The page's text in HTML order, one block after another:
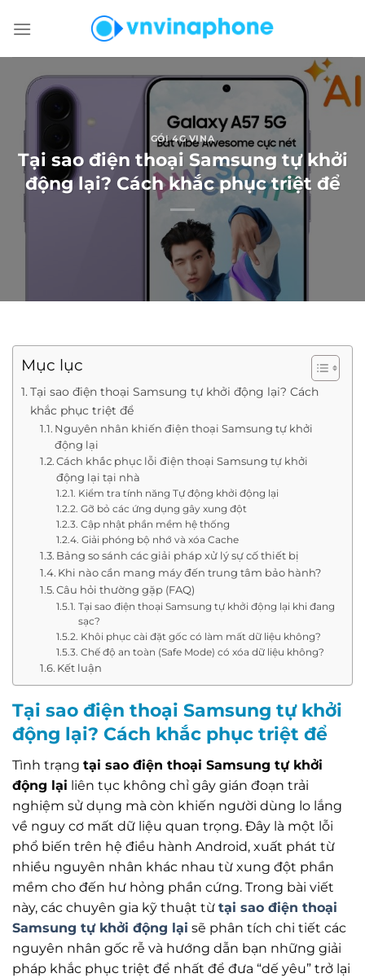
đến
GÓI 4G VINA
Tại sao điện thoại Samsung tự khởi
động lại? Cách khắc phục triệt để
Mục lục
Tại sao điện thoại Samsung tự khởi động lại? Cách
khắc phục triệt để
Nguyên nhân khiến điện thoại Samsung tự khởi
động lại
Cách khắc phục lỗi điện thoại Samsung tự khởi
động lại tại nhà
Kiểm tra tính năng Tự động khởi động lại
Gỡ bỏ các ứng dụng gây xung đột
Cập nhật phần mềm hệ thống
Giải phóng bộ nhớ và xóa Cache
Bảng so sánh các giải pháp xử lý sự cố thiết bị
Khi nào cần mang máy đến trung tâm bảo hành?
Câu hỏi thường gặp (FAQ)
Tại sao điện thoại Samsung tự khởi động lại khi đang
sạc?
Khôi phục cài đặt gốc có làm mất dữ liệu không?
Chế độ an toàn (Safe Mode) có xóa dữ liệu không?
Kết luận
Tại sao điện thoại Samsung tự khởi
động lại? Cách khắc phục triệt để
Tình trạng tại sao điện thoại Samsung tự khởi
động lại liên tục không chỉ gây gián đoạn trải
nghiệm sử dụng mà còn khiến người dùng lo lắng
về nguy cơ mất dữ liệu quan trọng. Đây là một lỗi
phổ biến trên hệ điều hành Android, xuất phát từ
nhiều nguyên nhân khác nhau từ xung đột phần
mềm cho đến hư hỏng phần cứng. Trong bài viết
này, các chuyên gia kỹ thuật từ tại sao điện thoại
Samsung tự khởi động lại sẽ phân tích chi tiết các
nguyên nhân gốc rễ và hướng dẫn bạn những giải
pháp khắc phục triệt để nhất để đưa “dế yêu” trở lại